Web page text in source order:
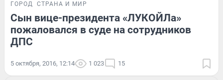
ГОРОД СТРАНА И МИР
Сын вице-президента «ЛУКОЙЛа»
пожаловался в суде на сотрудников
ДПС
5 октября, 2016, 12:14 1 023 15